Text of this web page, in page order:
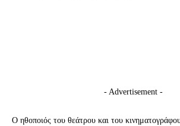
- Advertisement -
Ο ηθοποιός του θεάτρου και του